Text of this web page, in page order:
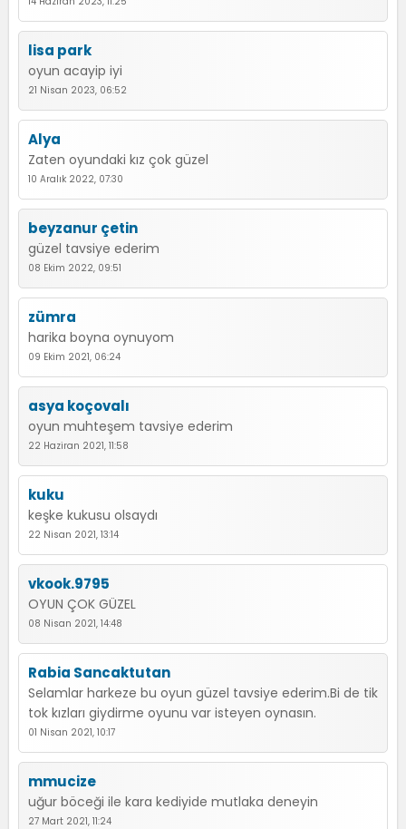
lisa park
oyun acayip iyi
21 Nisan 2023, 06:52
Alya
Zaten oyundaki kız çok güzel
10 Aralık 2022, 07:30
beyzanur çetin
güzel tavsiye ederim
08 Ekim 2022, 09:51
zümra
harika boyna oynuyom
09 Ekim 2021, 06:24
asya koçovalı
oyun muhteşem tavsiye ederim
22 Haziran 2021, 11:58
kuku
keşke kukusu olsaydı
22 Nisan 2021, 13:14
vkook.9795
OYUN ÇOK GÜZEL
08 Nisan 2021, 14:48
Rabia Sancaktutan
Selamlar harkeze bu oyun güzel tavsiye ederim.Bi de tik
tok kızları giydirme oyunu var isteyen oynasın.
01 Nisan 2021, 10:17
mmucize
uğur böceği ile kara kediyide mutlaka deneyin
27 Mart 2021, 11:24